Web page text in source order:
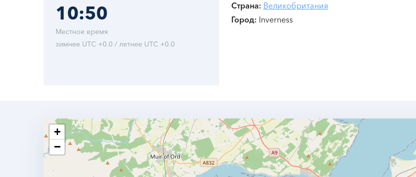
10:50
Местное время
зимнее UTC +0.0 / летнее UTC +0.0
Страна Великобритания
Город Inverness
+
−